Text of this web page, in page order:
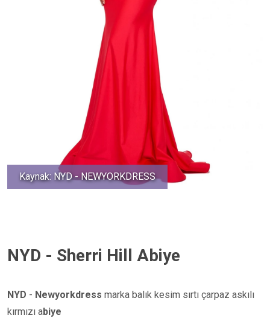
Kaynak: NYD - NEWYORKDRESS
NYD - Sherri Hill Abiye
NYD - Newyorkdress marka balık kesim sırtı çarpaz askılı
kırmızı abiye